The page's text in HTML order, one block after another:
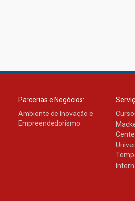
Parcerias e Negócios:
Ambiente de Inovação e
Empreendedorismo